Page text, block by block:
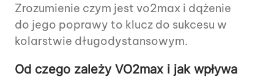
Zrozumienie czym jest vo2max i dążenie
do jego poprawy to klucz do sukcesu w
kolarstwie długodystansowym.
Od czego zależy VO2max i jak wpływa